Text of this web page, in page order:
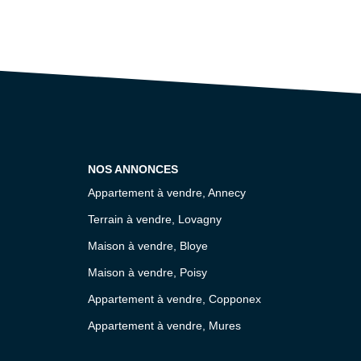
NOS ANNONCES
Appartement à vendre, Annecy
Terrain à vendre, Lovagny
Maison à vendre, Bloye
Maison à vendre, Poisy
Appartement à vendre, Copponex
Appartement à vendre, Mures